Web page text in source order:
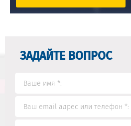
ЗАДАЙТЕ ВОПРОС